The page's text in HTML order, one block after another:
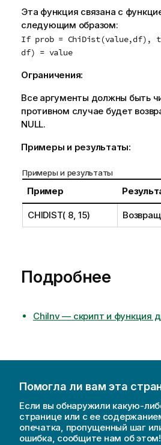
Эта функция связана с
следующим образом:
If prob = ChiDist(value,df),
df) = value
Ограничения:
Все аргументы должны быть
противном случае будет
NULL.
Примеры и результаты:
Примеры и результаты
Пример
CHIDIST( 8, 15)
Подробнее
ChiInv — скрипт и функция
Помогла ли вам эта
Если вы обнаружили какую-
странице или с ее
опечатка, пропущенный шаг
ошибка, сообщите нам об этом!